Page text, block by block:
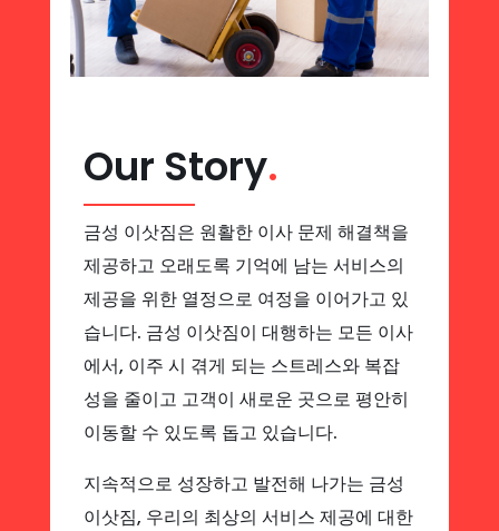
Our Story.
금성 이삿짐은 원활한 이사 문제 해결책을
제공하고 오래도록 기억에 남는 서비스의
제공을 위한 열정으로 여정을 이어가고 있
습니다. 금성 이삿짐이 대행하는 모든 이사
에서, 이주 시 겪게 되는 스트레스와 복잡
성을 줄이고 고객이 새로운 곳으로 평안히
이동할 수 있도록 돕고 있습니다.
지속적으로 성장하고 발전해 나가는 금성
이삿짐, 우리의 최상의 서비스 제공에 대한